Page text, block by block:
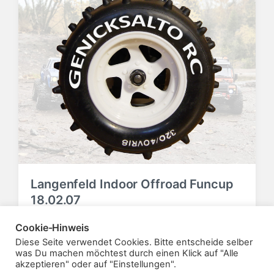
f
e
n
l
i
c
h
u
n
g
s
d
a
t
u
f
e
n
t
l
i
c
i
n
Langenfeld Indoor Offroad Funcup
18.02.07
V
e
r
ö
e
r
ö
Cookie-Hinweis
Diese Seite verwendet Cookies. Bitte entscheide selber
was Du machen möchtest durch einen Klick auf "Alle
akzeptieren" oder auf "Einstellungen".